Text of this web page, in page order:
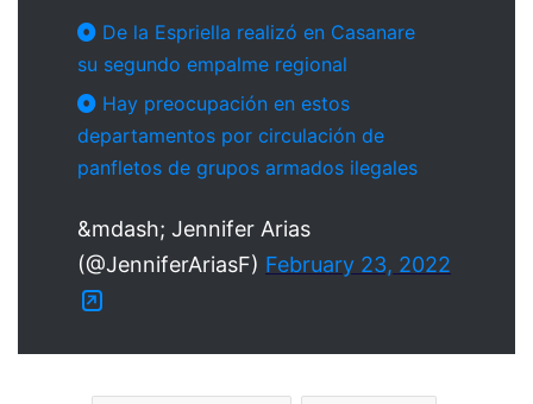
De la Espriella realizó en Casanare
su segundo empalme regional
Hay preocupación en estos
departamentos por circulación de
panfletos de grupos armados ilegales
&mdash; Jennifer Arias
(@JenniferAriasF) February 23, 2022